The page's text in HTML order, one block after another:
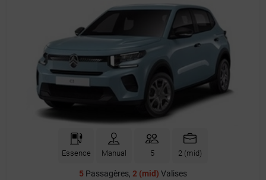
Essence Manual 5 2 (mid)
5 Passagères, 2 (mid) Valises